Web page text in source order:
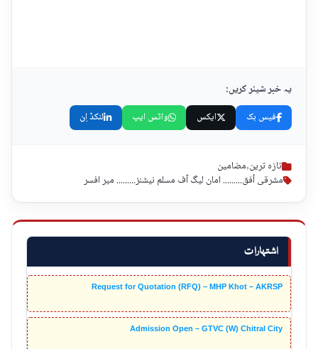
اشتہارات
Request for Quotation (RFQ) – MHP Khot – AKRSP
Admission Open – GTVC (W) Chitral City
یہ خبر شیئر کریں:
فیس بک ایکس واٹس ایپ لنکڈ اِن
تازہ ترین,مضامین
مشرقی اُفق......... امان لیگ آف مسلم نیشنز......... میر افسر